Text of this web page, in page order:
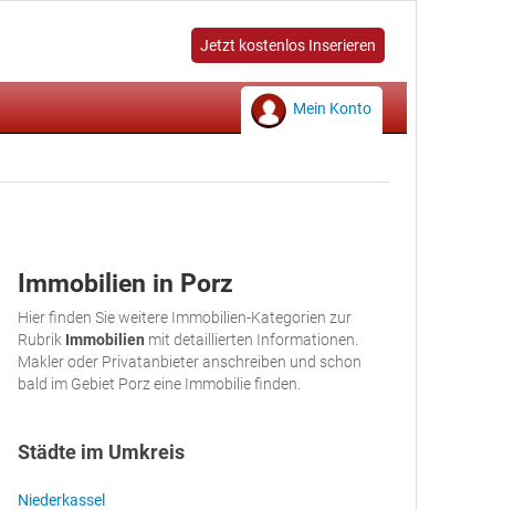
Jetzt kostenlos Inserieren
Mein Konto
Immobilien in Porz
Hier finden Sie weitere Immobilien-Kategorien zur
Rubrik Immobilien mit detaillierten Informationen.
Makler oder Privatanbieter anschreiben und schon
bald im Gebiet Porz eine Immobilie finden.
Städte im Umkreis
Niederkassel